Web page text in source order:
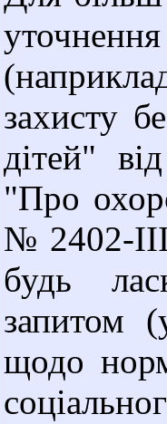
захисту
дітей"
"Про
№ 2402-
будь
запитом
щодо